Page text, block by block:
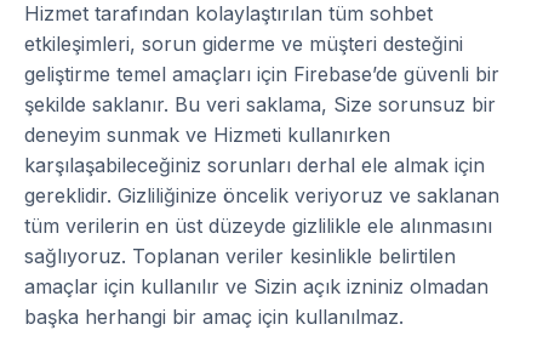
Hizmet tarafından kolaylaştırılan tüm sohbet
etkileşimleri, sorun giderme ve müşteri desteğini
geliştirme temel amaçları için Firebase’de güvenli bir
şekilde saklanır. Bu veri saklama, Size sorunsuz bir
deneyim sunmak ve Hizmeti kullanırken
karşılaşabileceğiniz sorunları derhal ele almak için
gereklidir. Gizliliğinize öncelik veriyoruz ve saklanan
tüm verilerin en üst düzeyde gizlilikle ele alınmasını
sağlıyoruz. Toplanan veriler kesinlikle belirtilen
amaçlar için kullanılır ve Sizin açık izniniz olmadan
başka herhangi bir amaç için kullanılmaz.